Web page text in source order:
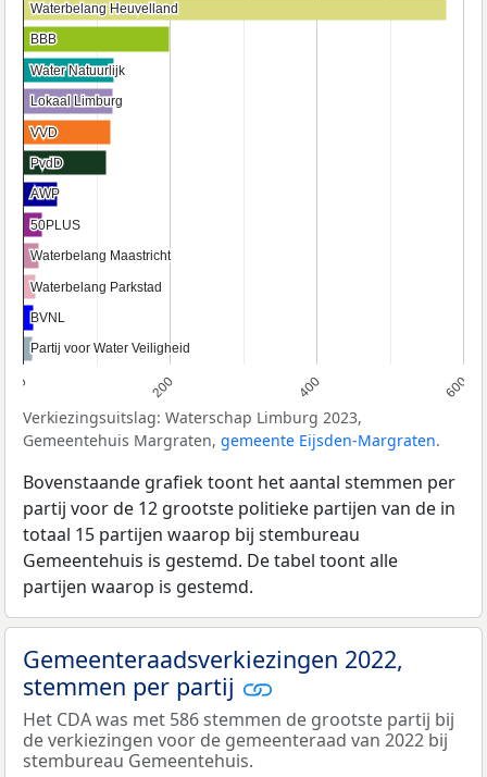
0 200 400 600
Waterbelang Heuvelland
Waterbelang Heuvelland
BBB
BBB
Water Natuurlijk
Water Natuurlijk
Lokaal Limburg
Lokaal Limburg
VVD
VVD
PvdD
PvdD
AWP
AWP
50PLUS
50PLUS
Waterbelang Maastricht
Waterbelang Maastricht
Waterbelang Parkstad
Waterbelang Parkstad
BVNL
BVNL
Partij voor Water Veiligheid
Partij voor Water Veiligheid
Verkiezingsuitslag: Waterschap Limburg 2023,
Gemeentehuis Margraten, gemeente Eijsden-Margraten.
Bovenstaande grafiek toont het aantal stemmen per
partij voor de 12 grootste politieke partijen van de in
totaal 15 partijen waarop bij stembureau
Gemeentehuis is gestemd. De tabel toont alle
partijen waarop is gestemd.
Gemeenteraadsverkiezingen 2022,
stemmen per partij
Het CDA was met 586 stemmen de grootste partij bij
de verkiezingen voor de gemeenteraad van 2022 bij
stembureau Gemeentehuis.